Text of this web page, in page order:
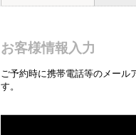
お客様情報入力
ご予約時に携帯電話等のメール
す。